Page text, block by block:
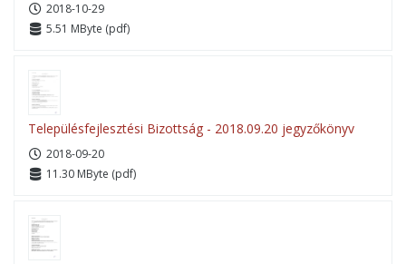
2018-10-29
5.51 MByte (pdf)
Településfejlesztési Bizottság - 2018.09.20 jegyzőkönyv
2018-09-20
11.30 MByte (pdf)